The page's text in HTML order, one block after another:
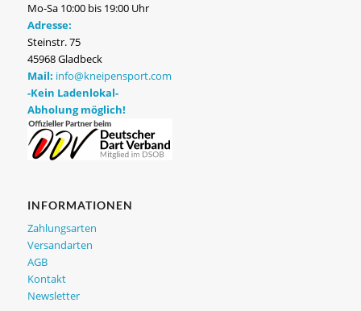
Mo-Sa 10:00 bis 19:00 Uhr
Adresse:
Steinstr. 75
45968 Gladbeck
Mail: info@kneipensport.com
-Kein Ladenlokal-
Abholung möglich!
INFORMATIONEN
Zahlungsarten
Versandarten
AGB
Kontakt
Newsletter